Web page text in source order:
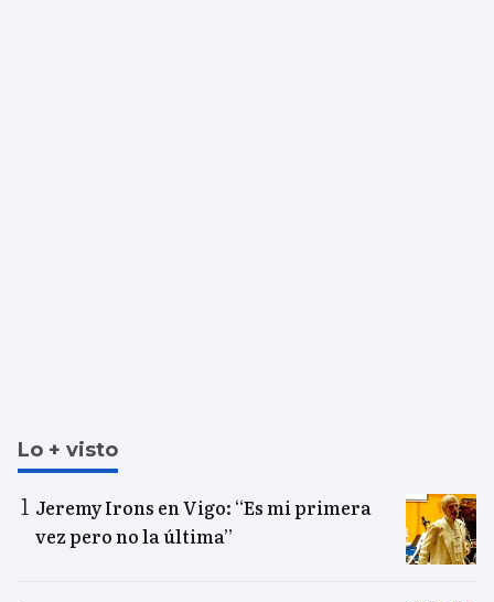
Lo + visto
Jeremy Irons en Vigo: “Es mi primera
vez pero no la última”